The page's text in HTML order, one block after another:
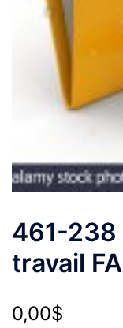
461-238
travail
0,00$